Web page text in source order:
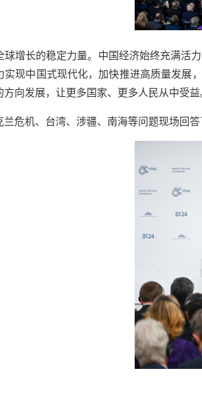
球增长的稳定力量。中国经济始终充满活
实现中国式现代化，加快推进高质量发展
方向发展，让更多国家、更多人民从中受益
兰危机、台湾、涉疆、南海等问题现场回